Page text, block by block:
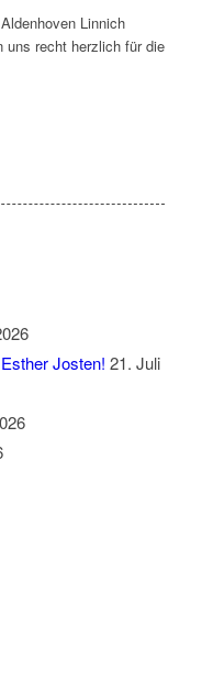
Linnich
uns recht herzlich für die
Josten! 21. Juli